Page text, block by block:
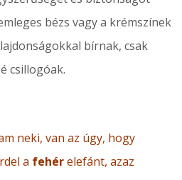
bézs vagy a krémszínek
bírnak, csak
csillogóak.
neki, van az úgy, hogy
a fehérelefánt, azaz